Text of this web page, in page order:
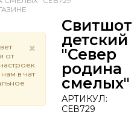
×
от
в чат
Свитшот
детский
"Север
родина
смелых"
АРТИКУЛ:
СЕВ729